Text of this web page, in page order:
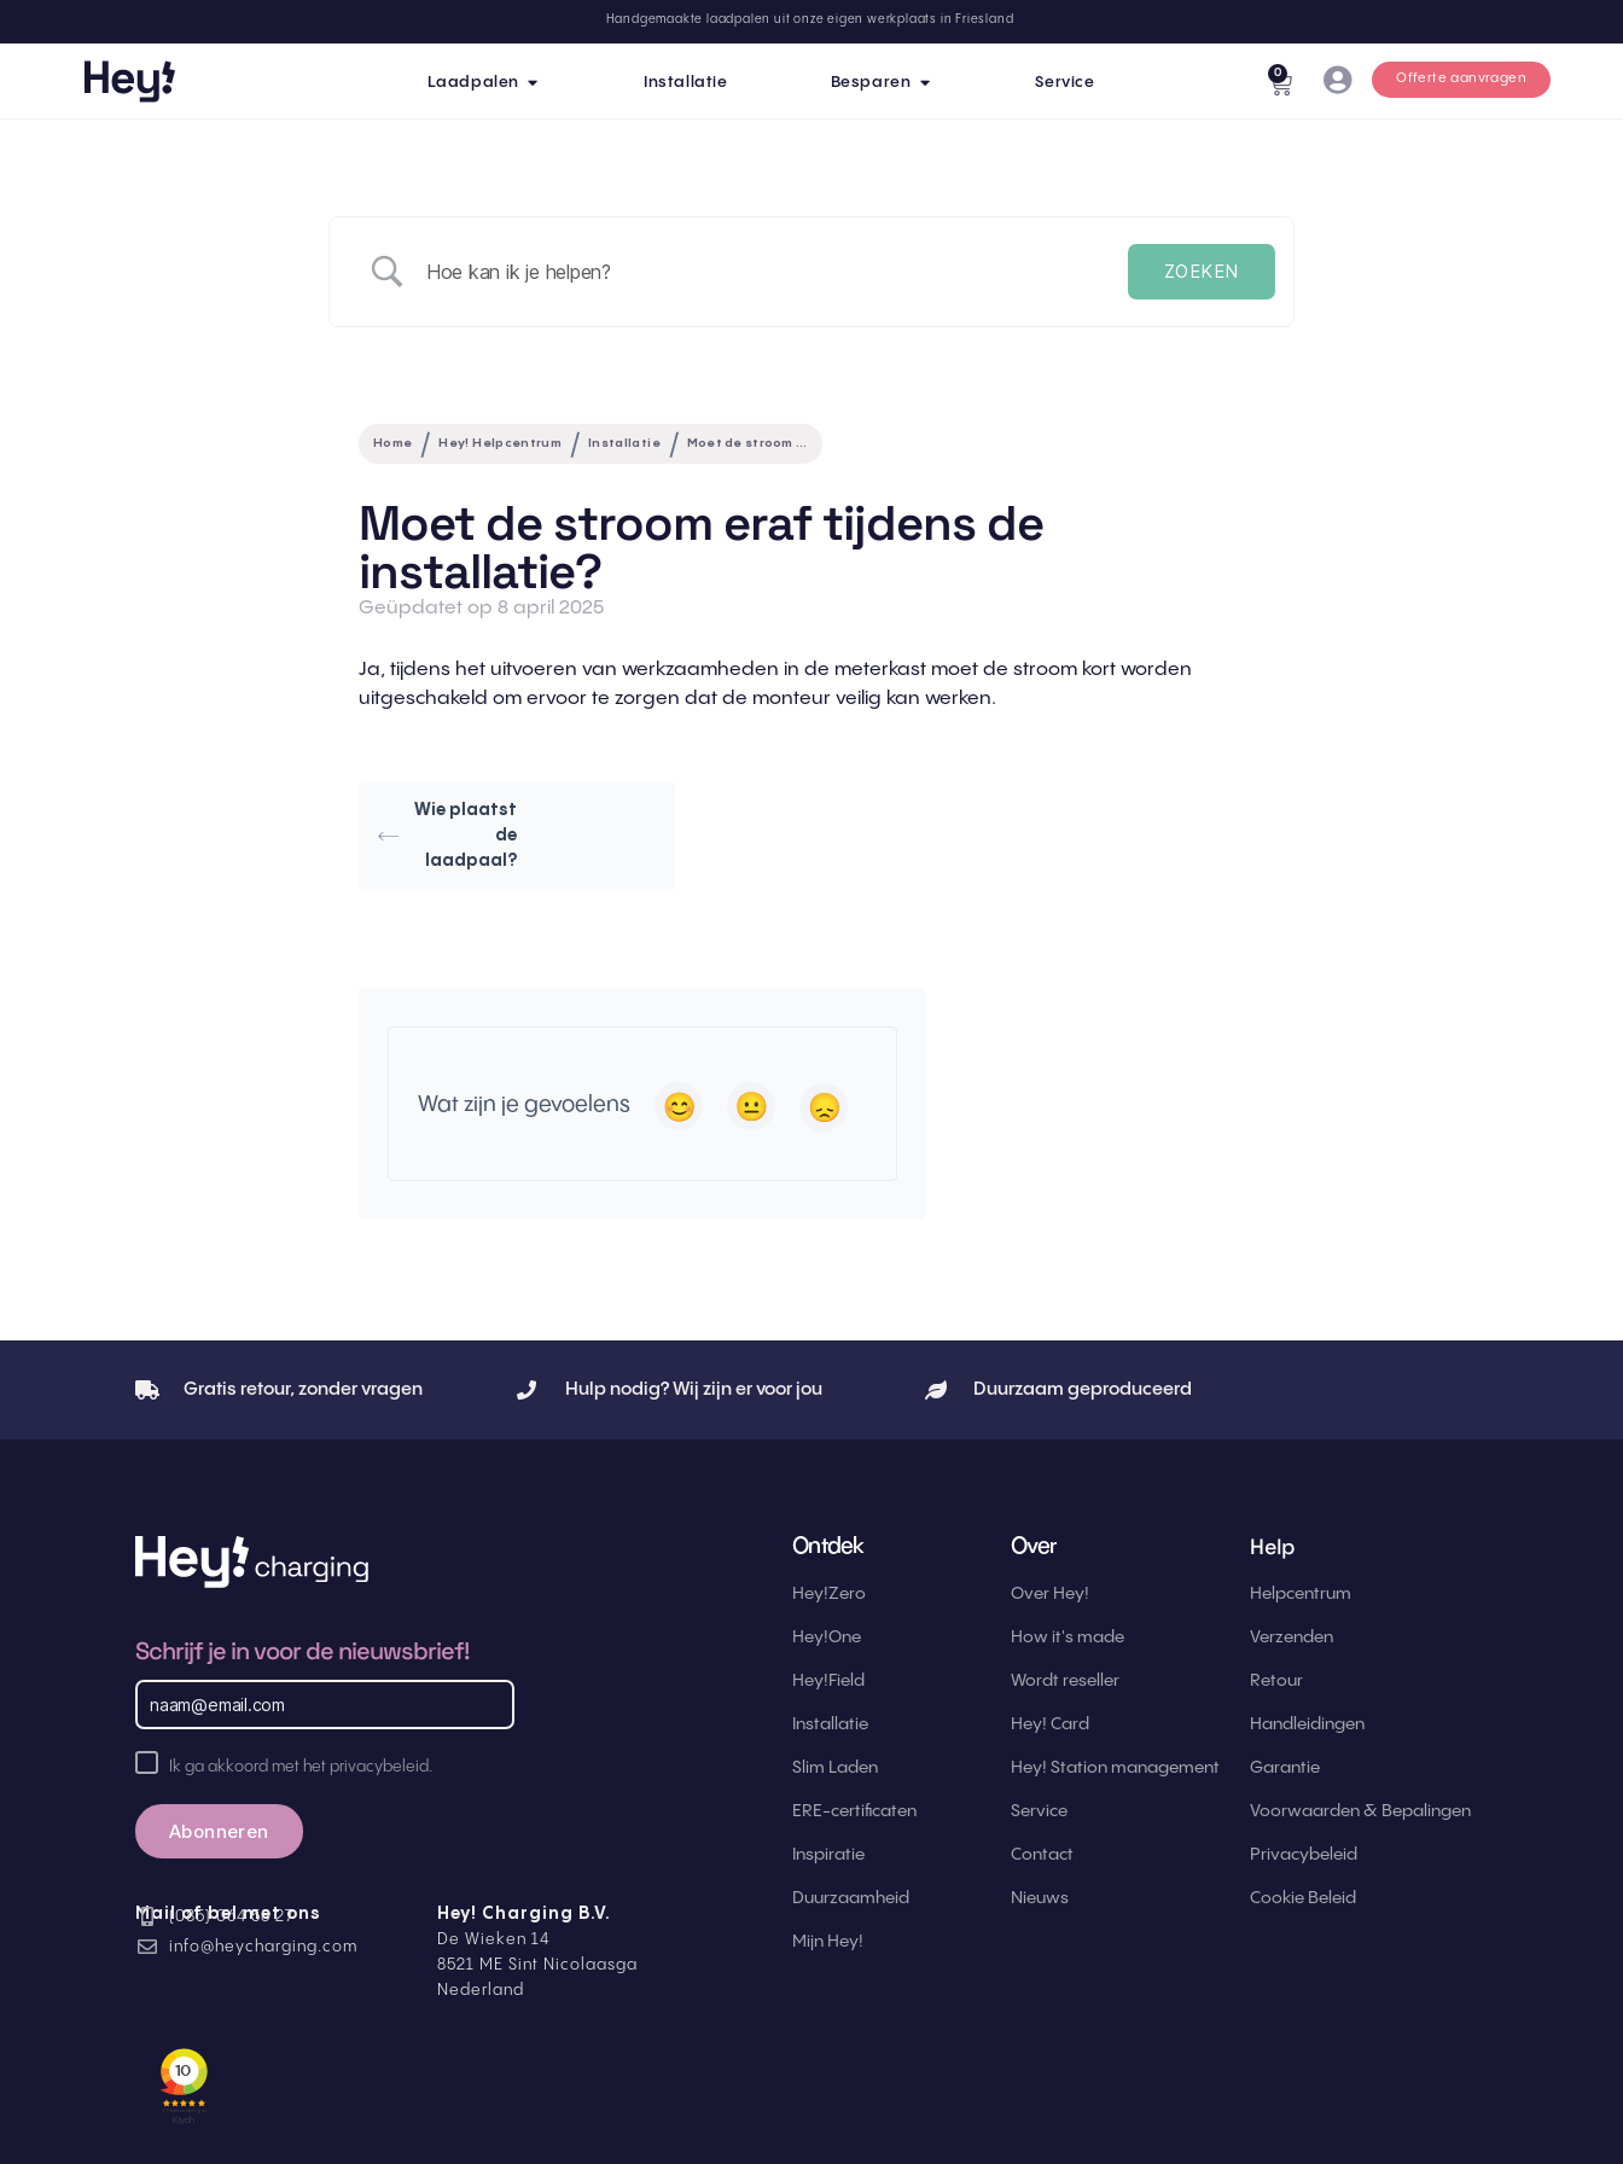
Handgemaakte laadpalen uit onze eigen werkplaats in Friesland
Laadpalen Installatie Besparen Service
0 Offerte aanvragen
Home Hey! Helpcentrum Installatie Moet de stroom eraf tijdens de installatie?
Moet de stroom eraf tijdens de
installatie?
Geüpdatet op 8 april 2025
Ja, tijdens het uitvoeren van werkzaamheden in de meterkast moet de stroom kort worden
uitgeschakeld om ervoor te zorgen dat de monteur veilig kan werken.
Wie plaatst
de
laadpaal?
Wat zijn je gevoelens
Gratis retour, zonder vragen Hulp nodig? Wij zijn er voor jou Duurzaam geproduceerd
Schrijf je in voor de nieuwsbrief!
E
a
l
a
r
e
s
A
o
o
p
r
Ik ga akkoord met het privacybeleid.
Mail of bel met ons
(085) 064 58 27
info@heycharging.com
Hey! Charging B.V.
De Wieken 14
8521 ME Sint Nicolaasga
Nederland
Ontdek
Hey!Zero
Hey!One
Hey!Field
Installatie
Slim Laden
ERE-certificaten
Inspiratie
Duurzaamheid
Mijn Hey!
Over
Over Hey!
How it's made
Wordt reseller
Hey! Card
Hey! Station management
Service
Contact
Nieuws
Help
Helpcentrum
Verzenden
Retour
Handleidingen
Garantie
Voorwaarden & Bepalingen
Privacybeleid
Cookie Beleid